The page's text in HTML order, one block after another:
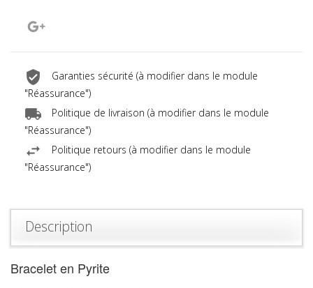
Garanties sécurité (à modifier dans le module
"Réassurance")
Politique de livraison (à modifier dans le module
"Réassurance")
Politique retours (à modifier dans le module
"Réassurance")
Description
Bracelet en Pyrite